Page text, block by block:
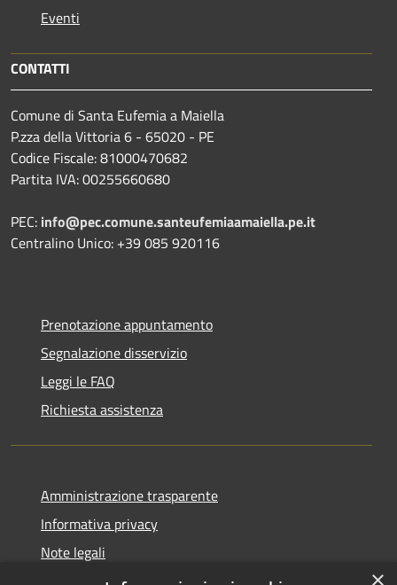
Eventi
CONTATTI
Comune di Santa Eufemia a Maiella
P.zza della Vittoria 6 - 65020 - PE
Codice Fiscale: 81000470682
Partita IVA: 00255660680
PEC: info@pec.comune.santeufemiaamaiella.pe.it
Centralino Unico: +39 085 920116
Prenotazione appuntamento
Segnalazione disservizio
Leggi le FAQ
Richiesta assistenza
Amministrazione trasparente
Informativa privacy
Note legali
Dichiarazione di accessibilità